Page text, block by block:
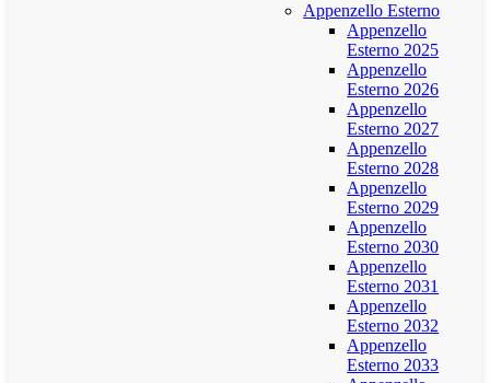
Appenzello Esterno
Appenzello
Esterno 2025
Appenzello
Esterno 2026
Appenzello
Esterno 2027
Appenzello
Esterno 2028
Appenzello
Esterno 2029
Appenzello
Esterno 2030
Appenzello
Esterno 2031
Appenzello
Esterno 2032
Appenzello
Esterno 2033